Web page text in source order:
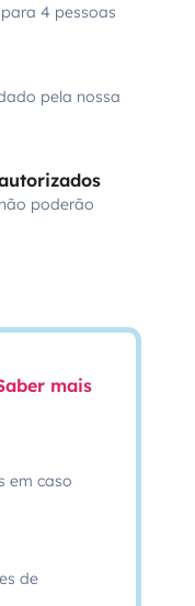
4 pessoas
pela nossa
poderão
mais
em caso
de